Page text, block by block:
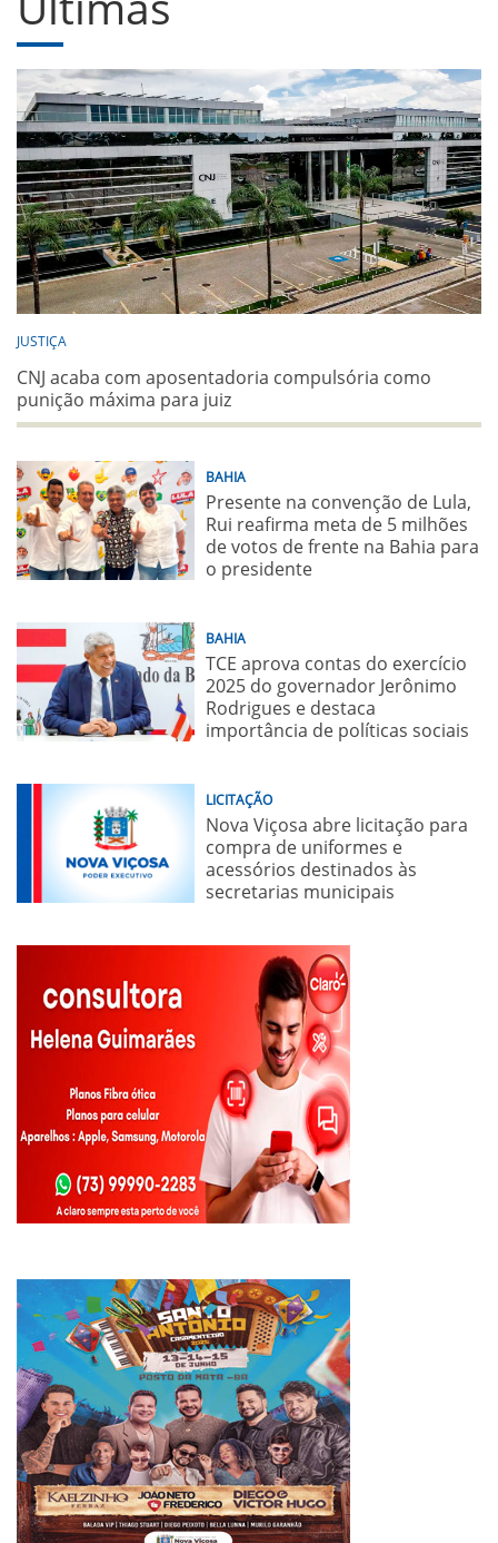
JUSTIÇA
CNJ acaba com aposentadoria compulsória como
punição máxima para juiz
BAHIA
Presente na convenção de Lula,
Rui reafirma meta de 5 milhões
de votos de frente na Bahia para
o presidente
BAHIA
TCE aprova contas do exercício
2025 do governador Jerônimo
Rodrigues e destaca
importância de políticas sociais
LICITAÇÃO
Nova Viçosa abre licitação para
compra de uniformes e
acessórios destinados às
secretarias municipais